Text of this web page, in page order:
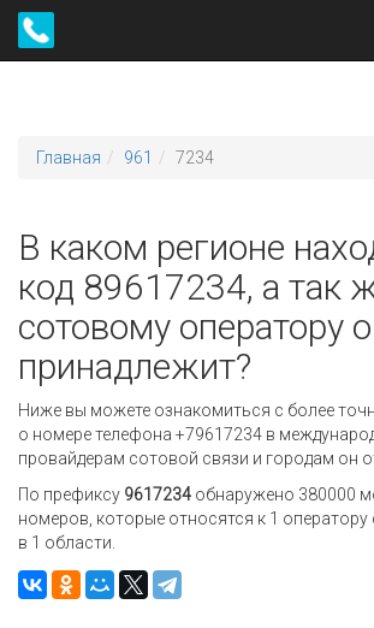
Главная 961 7234
В каком регионе
код 89617234, а так
сотовому оператору
принадлежит?
Ниже вы можете ознакомиться с более
о номере телефона +79617234 в
провайдерам сотовой связи и городам он
По префиксу 9617234 обнаружено 380000
номеров, которые относятся к 1 оператору
в 1 области.